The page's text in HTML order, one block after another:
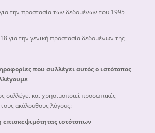
την προστασία των δεδομένων του 1995
για την γενική προστασία δεδομένων της
που συλλέγει αυτός ο ιστότοπος
συλλέγει και χρησιμοποιεί προσωπικές
ακόλουθους λόγους:
ιστότοπων